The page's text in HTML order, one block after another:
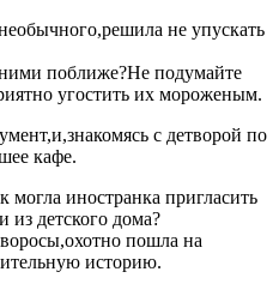
не упускать
поближе?Не подумайте
угостить их мороженым.
с детворой по
кафе.
могла иностранка пригласить
из детского дома?
пошла на
историю.